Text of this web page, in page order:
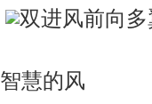
智慧的风